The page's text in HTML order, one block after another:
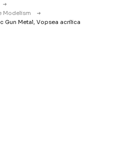
Modelism
Gun Metal, Vopsea acrilica